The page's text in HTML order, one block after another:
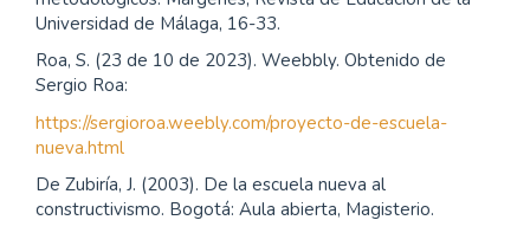
Universidad de Málaga, 16-33.
Roa, S. (23 de 10 de 2023). Weebbly. Obtenido de
Sergio Roa:
https://sergioroa.weebly.com/proyecto-de-escuela-
nueva.html
De Zubiría, J. (2003). De la escuela nueva al
constructivismo. Bogotá: Aula abierta, Magisterio.